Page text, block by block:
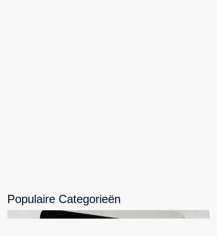
Populaire Categorieën